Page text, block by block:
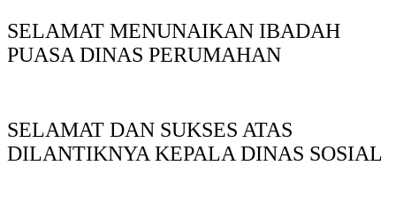
SELAMAT MENUNAIKAN IBADAH
PUASA DINAS PERUMAHAN
SELAMAT DAN SUKSES ATAS
DILANTIKNYA KEPALA DINAS SOSIAL